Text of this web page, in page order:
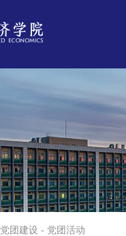
党团建设 - 党团活动